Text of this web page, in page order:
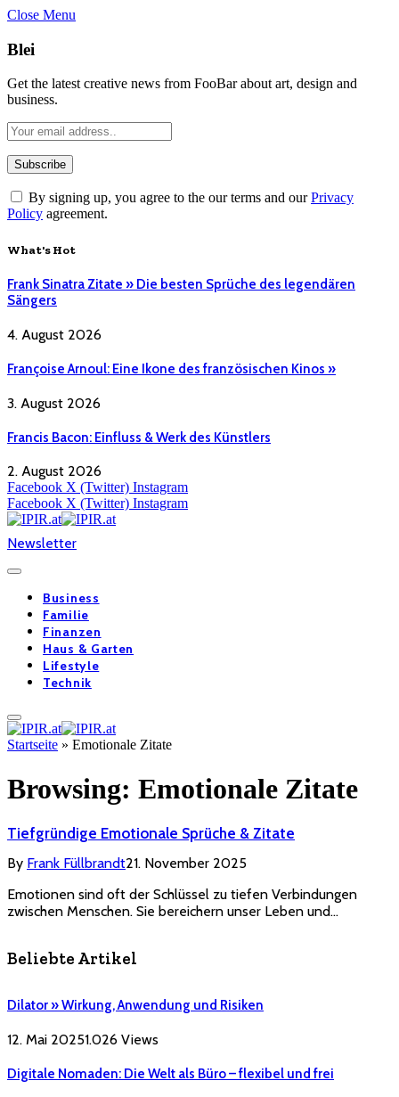
Close Menu
Blei
Get the latest creative news from FooBar about art, design and
business.
By signing up, you agree to the our terms and ourPrivacy
Policy agreement.
What's Hot
Frank Sinatra Zitate » Die besten Sprüche des legendären
Sängers
4. August 2026
Françoise Arnoul: Eine Ikone des französischen Kinos »
3. August 2026
Francis Bacon: Einfluss & Werk des Künstlers
2. August 2026
Facebook X (Twitter) Instagram
Facebook X (Twitter) Instagram
Newsletter
Business
Familie
Finanzen
Haus & Garten
Lifestyle
Technik
Startseite » Emotionale Zitate
Browsing: Emotionale Zitate
Tiefgründige Emotionale Sprüche & Zitate
By Frank Füllbrandt21. November 2025
Emotionen sind oft der Schlüssel zu tiefen Verbindungen
zwischen Menschen. Sie bereichern unser Leben und…
Beliebte Artikel
Dilator » Wirkung, Anwendung und Risiken
12. Mai 20251.026 Views
Digitale Nomaden: Die Welt als Büro – flexibel und frei